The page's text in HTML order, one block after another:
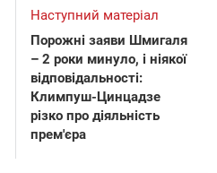
Наступний матеріал
Порожні заяви Шмигаля
– 2 роки минуло, і ніякої
відповідальності:
Климпуш-Цинцадзе
різко про діяльність
прем'єра